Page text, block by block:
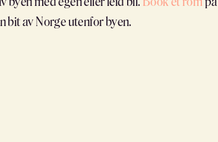
bit av Norge utenfor byen.